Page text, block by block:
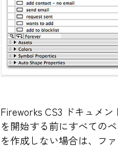
Fireworks CS3 ドキュメ
を開始する前にすべての
を作成しない場合は、フ